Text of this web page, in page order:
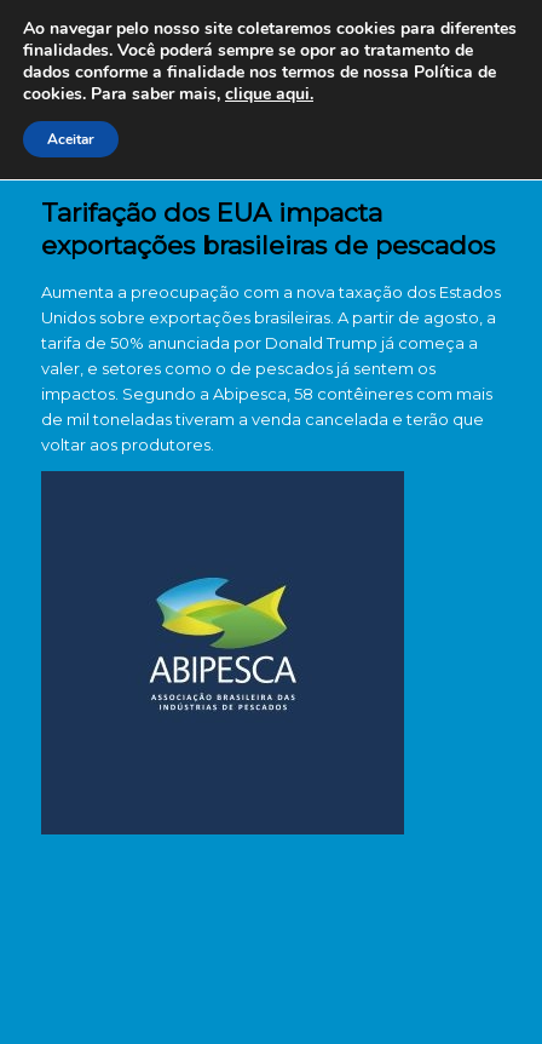
Tarifação dos EUA impacta
exportações brasileiras de pescados
Aumenta a preocupação com a nova taxação dos Estados
Unidos sobre exportações brasileiras. A partir de agosto, a
tarifa de 50% anunciada por Donald Trump já começa a
valer, e setores como o de pescados já sentem os
impactos. Segundo a Abipesca, 58 contêineres com mais
de mil toneladas tiveram a venda cancelada e terão que
voltar aos produtores.
Ao navegar pelo nosso site coletaremos cookies para diferentes
finalidades. Você poderá sempre se opor ao tratamento de
dados conforme a finalidade nos termos de nossa Política de
cookies. Para saber mais, clique aqui.
Aceitar